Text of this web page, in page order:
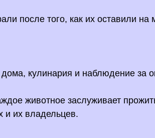
после того, как их оставили на
кулинария и наблюдение
животное заслуживает
и их владельцев.